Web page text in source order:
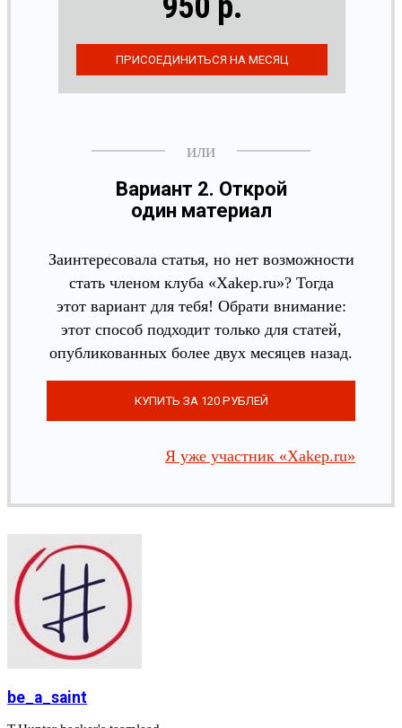
Вариант 2. Открой
один материал
Заинтересовала статья, но нет возможности
стать членом клуба «Xakep.ru»? Тогда
этот вариант для тебя! Обрати внимание:
этот способ подходит только для статей,
опубликованных более двух месяцев назад.
Я уже участник «Xakep.ru»
be_a_saint